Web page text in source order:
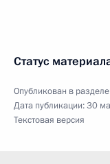
Статус
Опубликован в
Дата публикации:30
Текстовая версия